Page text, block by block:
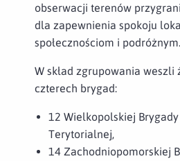
obserwacji terenów
dla zapewnienia spokoju
społecznościom i podróżnym.
W skład zgrupowania weszli
czterech brygad:
12 Wielkopolskiej
Terytorialnej,
14 Zachodniopomorskiej